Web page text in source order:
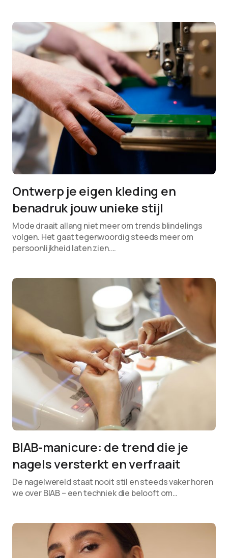
Ontwerp je eigen kleding en
benadruk jouw unieke stijl
Mode draait allang niet meer om trends blindelings
volgen. Het gaat tegenwoordig steeds meer om
persoonlijkheid laten zien.…
BIAB-manicure: de trend die je
nagels versterkt en verfraait
De nagelwereld staat nooit stil en steeds vaker horen
we over BIAB – een techniek die belooft om…